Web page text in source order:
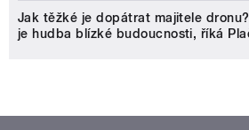
Jak těžké je dopátrat majitele
je hudba blízké budoucnosti, říká